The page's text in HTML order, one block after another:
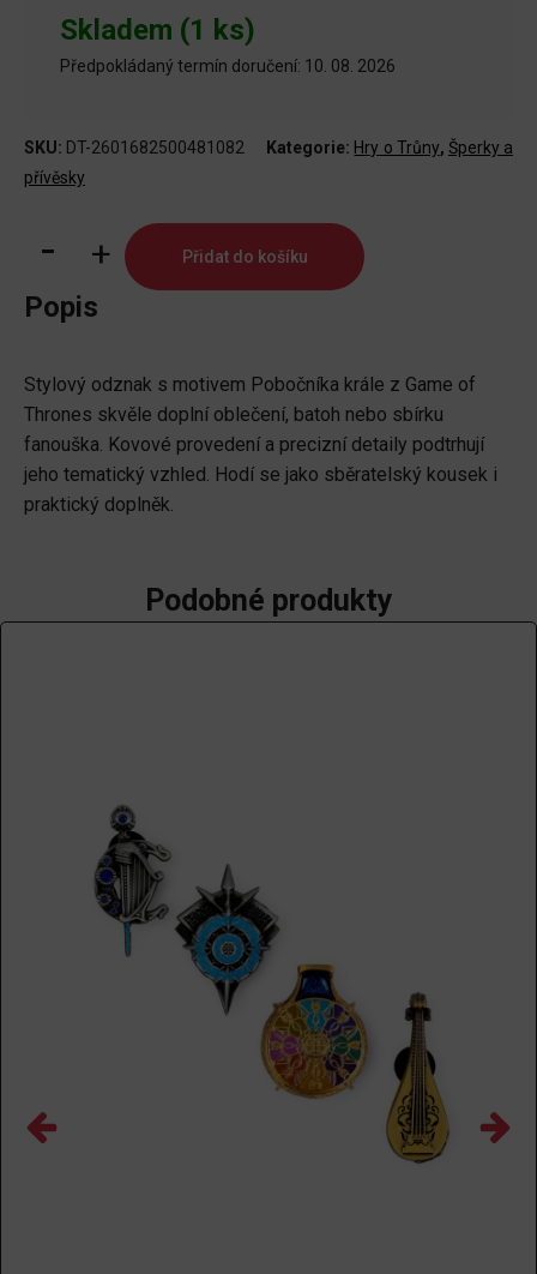
Skladem (1 ks)
Předpokládaný termín doručení: 10. 08. 2026
SKU: DT-2601682500481082 Kategorie: Hry o Trůny, Šperky a
přívěsky
Odznak
Game
of
Pobočník
krále
množství
Přidat do košíku
Popis
Stylový odznak s motivem Pobočníka krále z Game of
Thrones skvěle doplní oblečení, batoh nebo sbírku
fanouška. Kovové provedení a precizní detaily podtrhují
jeho tematický vzhled. Hodí se jako sběratelský kousek i
praktický doplněk.
Podobné produkty